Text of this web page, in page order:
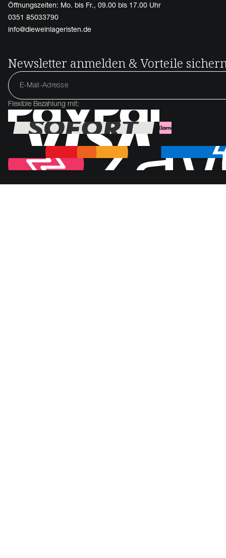
Öffnungszeiten: Mo. bis Fr., 09.00 bis 17.00 Uhr
0351 85033790
info@dieweinlageristen.de
Newsletter anmelden & Vorteile
Flexible Bezahlung mit: